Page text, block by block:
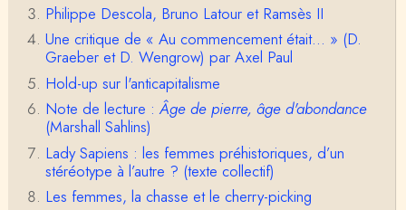
Anonymous
1° Le message subliminal est celui-ci: il y a un sché
ma évolutif des sociétés, avec des stades infér…
Olivier Anselm
Une nouvelle fois, cher Christophe Darmangeat, m
erci pour l'intelligence et le sens salutaire de…
Christophe Darmangeat
Déjà, je ne vois pas pourquoi le pénis compterait
moins que la peau ! ;-)Ensuite, je ne vois pas no…
Philippe Descola, Bruno Latour et Ramsès II
Une critique de « Au commencement était... » (D.
Graeber et D. Wengrow) par Axel Paul
Hold-up sur l'anticapitalisme
Note de lecture :Âge de pierre, âge d'abondance
(Marshall Sahlins)
Lady Sapiens : les femmes préhistoriques, d’un
stéréotype à l’autre ? (texte collectif)
Les femmes, la chasse et le cherry-picking